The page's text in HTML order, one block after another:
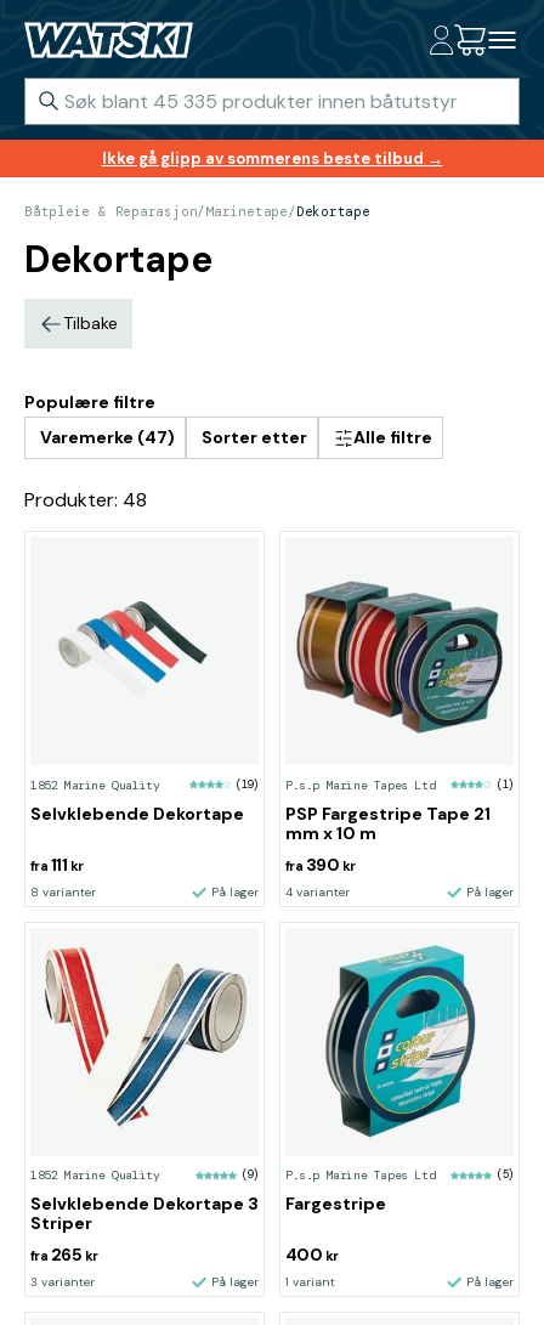
Ikke gå glipp av sommerens beste tilbud →
Båtpleie & Reparasjon/Marinetape/Dekortape
Dekortape
Tilbake
Populære filtre
Varemerke (47)
Sorter etter Alle filtre
Produkter: 48
1852 Marine Quality (19)
Selvklebende Dekortape
fra 111 kr
8 varianter På lager
P.s.p Marine Tapes Ltd (1)
PSP Fargestripe Tape 21
mm x 10 m
fra 390 kr
4 varianter På lager
1852 Marine Quality (9)
Selvklebende Dekortape 3
Striper
fra 265 kr
3 varianter På lager
P.s.p Marine Tapes Ltd (5)
Fargestripe
400 kr
1 variant På lager